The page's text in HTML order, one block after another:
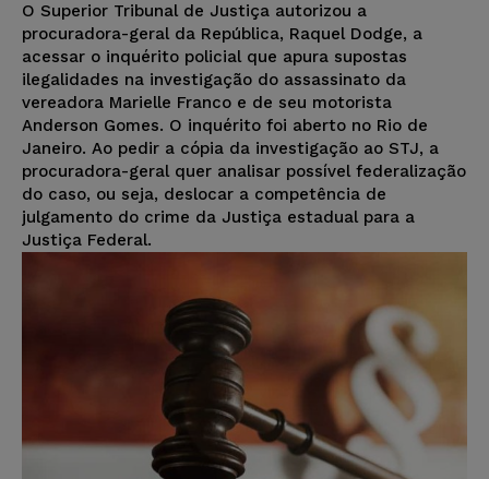
O Superior Tribunal de Justiça autorizou a
procuradora-geral da República, Raquel Dodge, a
acessar o inquérito policial que apura supostas
ilegalidades na investigação do assassinato da
vereadora Marielle Franco e de seu motorista
Anderson Gomes. O inquérito foi aberto no Rio de
Janeiro. Ao pedir a cópia da investigação ao STJ, a
procuradora-geral quer analisar possível federalização
do caso, ou seja, deslocar a competência de
julgamento do crime da Justiça estadual para a
Justiça Federal.